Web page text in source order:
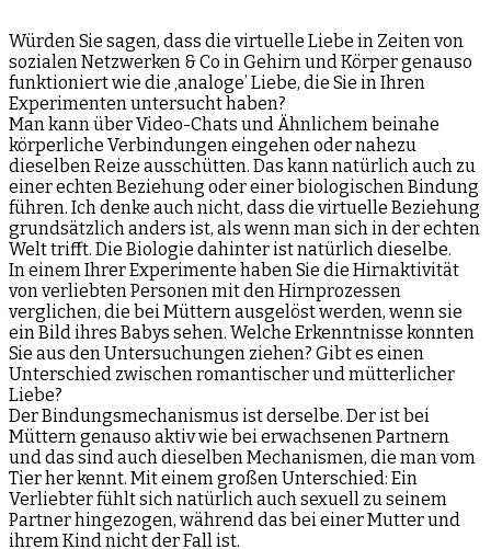
Würden Sie sagen, dass die virtuelle Liebe in Zeiten von
sozialen Netzwerken & Co in Gehirn und Körper genauso
funktioniert wie die ‚analoge’ Liebe, die Sie in Ihren
Experimenten untersucht haben?
Man kann über Video-Chats und Ähnlichem beinahe
körperliche Verbindungen eingehen oder nahezu
dieselben Reize ausschütten. Das kann natürlich auch zu
einer echten Beziehung oder einer biologischen Bindung
führen. Ich denke auch nicht, dass die virtuelle Beziehung
grundsätzlich anders ist, als wenn man sich in der echten
Welt trifft. Die Biologie dahinter ist natürlich dieselbe.
In einem Ihrer Experimente haben Sie die Hirnaktivität
von verliebten Personen mit den Hirnprozessen
verglichen, die bei Müttern ausgelöst werden, wenn sie
ein Bild ihres Babys sehen. Welche Erkenntnisse konnten
Sie aus den Untersuchungen ziehen? Gibt es einen
Unterschied zwischen romantischer und mütterlicher
Liebe?
Der Bindungsmechanismus ist derselbe. Der ist bei
Müttern genauso aktiv wie bei erwachsenen Partnern
und das sind auch dieselben Mechanismen, die man vom
Tier her kennt. Mit einem großen Unterschied: Ein
Verliebter fühlt sich natürlich auch sexuell zu seinem
Partner hingezogen, während das bei einer Mutter und
ihrem Kind nicht der Fall ist.